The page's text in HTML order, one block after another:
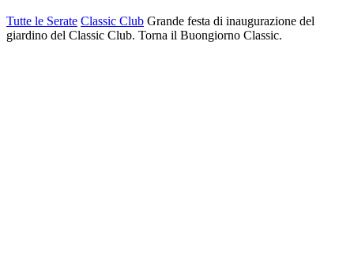
Tutte le Serate Classic Club Grande festa di inaugurazione del
giardino del Classic Club. Torna il Buongiorno Classic.